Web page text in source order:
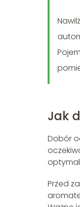
Jak
Dobór
Przed